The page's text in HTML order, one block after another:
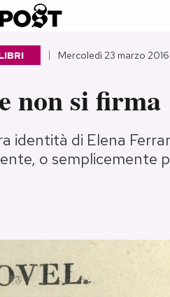
Mercoledì 23 marzo 2016
non si firma
identità di Elena
o semplicemente